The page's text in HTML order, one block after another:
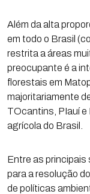
Além da alta
em todo o Brasil
restrita a áreas
preocupante é a
florestais em
majoritariamente
TOcantins, PIauí e
agrícola do Brasil.
Entre as
para a resolução
de políticas